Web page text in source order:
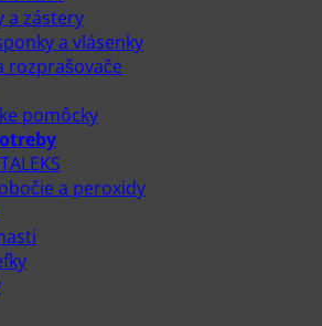
a zástery
a vlásenky
rozprašovače
pomôcky
a peroxidy